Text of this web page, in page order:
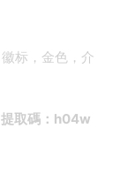
标，金色，介
取碼：h04w